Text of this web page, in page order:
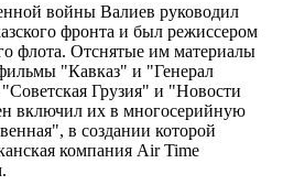
войны Валиев руководил
фронта и был режиссером
флота. Отснятые им материалы
"Кавказ" и "Генерал
Грузия" и "Новости
включил их в многосерийную
в создании которой
компания Air Time